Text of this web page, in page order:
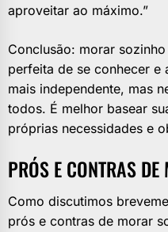
aproveitar ao máximo.”
Conclusão: morar
perfeita de se conhecer e
mais independente, mas
todos. É melhor basear
próprias necessidades e
PRÓS E CONTRAS
Como discutimos
prós e contras de morar